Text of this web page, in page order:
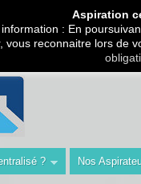
Aspiration
: En
reconnaitre lors de
CADEAU SURPRISE A
93 | Technicien 06 59
? Nos